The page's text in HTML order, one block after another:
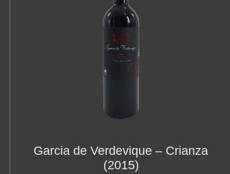
Garcia de Verdevique – Crianza
(2015)